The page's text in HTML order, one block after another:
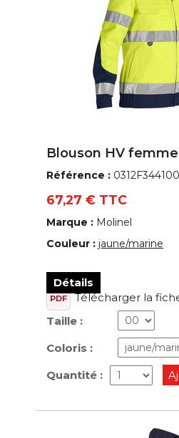
Blouson HV
Référence :
67,27 € TTC
Marque : Molinel
Couleur : jaune/marine
Détails
PDF
Télécharger la
Taille :
Coloris :
Quantité :